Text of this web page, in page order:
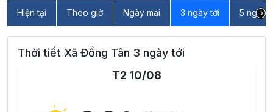
Hiện tại Theo giờ Ngày mai 3 ngày tới 5 ngày
Thời tiết Xã Đồng Tân 3 ngày tới
T2 10/08